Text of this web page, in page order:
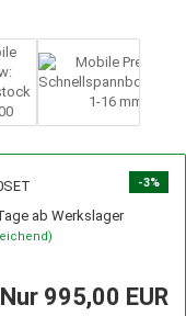
-3%
ab Werkslager
Nur 995,00 EUR